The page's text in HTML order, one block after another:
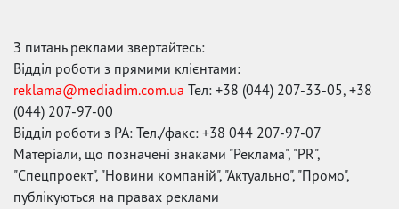
З питань реклами звертайтесь:
Відділ роботи з прямими клієнтами:
reklama@mediadim.com.ua Тел: +38 (044) 207-33-05, +38
(044) 207-97-00
Відділ роботи з РА: Тел./факс: +38 044 207-97-07
Матеріали, що позначені знаками "Реклама", "PR",
"Спецпроект", "Новини компаній", "Актуально", "Промо",
публікуються на правах реклами